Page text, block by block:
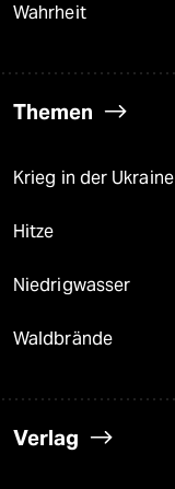
Wahrheit
Themen
Krieg in der Ukraine
Hitze
Niedrigwasser
Waldbrände
Verlag